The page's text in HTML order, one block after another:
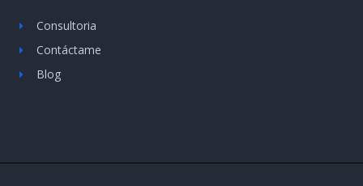
Consultoria
Contáctame
Blog